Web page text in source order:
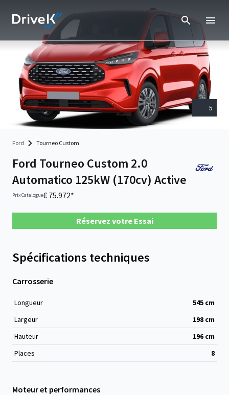
5
Ford Tourneo Custom
Ford Tourneo Custom 2.0
Automatico 125kW (170cv) Active
Prix Catalogue€ 75.972*
Réservez votre Essai
Spécifications techniques
Carrosserie
Longueur 545 cm
Largeur
198 cm
Hauteur
196 cm
Places
8
Moteur et performances